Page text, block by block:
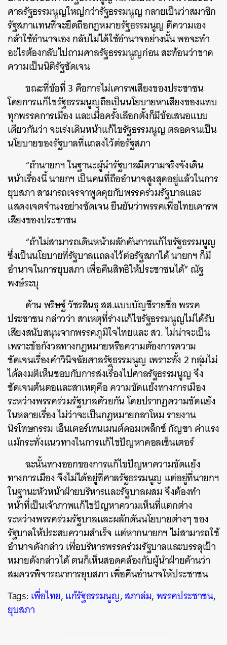
ศาลรัฐธรรมนูญใหญ่กว่ารัฐธรรมนูญ กลายเป็นว่าสมาชิก
รัฐสภาแทนที่จะยึดถือกฎหมายรัฐธรรมนูญ ตีความเอง
กล้าใช้อำนาจเอง กลับไม่ได้ใช้อำนาจอย่างนั้น พอจะทำ
อะไรต้องกลับไปถามศาลรัฐธรรมนูญก่อน สะท้อนว่าขาด
ความเป็นนิติรัฐชัดเจน
ขณะที่ข้อที่ 3 คือการไม่เคารพเสียงของประชาชน
โดยการแก้ไขรัฐธรรมนูญถือเป็นนโยบายหาเสียงของแทบ
ทุกพรรคการเมือง และเมื่อครั้งเลือกตั้งก็มีข้อเสนอแบบ
เดียวกันว่า จะเร่งเดินหน้าแก้ไขรัฐธรรมนูญ ตลอดจนเป็น
นโยบายของรัฐบาลที่แถลงไว้ต่อรัฐสภา
“ถ้านายกฯ ในฐานะผู้นำรัฐบาลมีความจริงจังเดิน
หน้าเรื่องนี้ นายกฯ เป็นคนที่ถืออำนาจสูงสุดอยู่แล้วในการ
ยุบสภา สามารถเจรจาพูดคุยกับพรรคร่วมรัฐบาลและ
แสดงเจตจำนงอย่างชัดเจน ยืนยันว่าพรรคเพื่อไทยเคารพ
เสียงของประชาชน
“ถ้าไม่สามารถเดินหน้าผลักดันการแก้ไขรัฐธรรมนูญ
ซึ่งเป็นนโยบายที่รัฐบาลแถลงไว้ต่อรัฐสภาได้ นายกฯ ก็มี
อำนาจในการยุบสภา เพื่อคืนสิทธิให้ประชาชนได้” ณัฐ
พงษ์ระบุ
ด้าน พริษฐ์ วัชรสินธุ สส.แบบบัญชีรายชื่อ พรรค
ประชาชน กล่าวว่า สาเหตุที่ร่างแก้ไขรัฐธรรมนูญไม่ได้รับ
เสียงสนับสนุนจากพรรคภูมิใจไทยและ สว. ไม่น่าจะเป็น
เพราะข้อกังวลทางกฎหมายหรือความต้องการความ
ชัดเจนเรื่องคำวินิจฉัยศาลรัฐธรรมนูญ เพราะทั้ง 2 กลุ่มไม่
ได้ลงมติเห็นชอบกับการส่งเรื่องไปศาลรัฐธรรมนูญ จึง
ชัดเจนต้นตอและสาเหตุคือ ความขัดแย้งทางการเมือง
ระหว่างพรรคร่วมรัฐบาลด้วยกัน โดยปรากฏความขัดแย้ง
ในหลายเรื่อง ไม่ว่าจะเป็นกฎหมายกลาโหม รายงาน
นิรโทษกรรม เอ็นเตอร์เทนเมนต์คอมเพล็กซ์ กัญชา ค่าแรง
แม้กระทั่งแนวทางในการแก้ไขปัญหาคอลเซ็นเตอร์
ฉะนั้นทางออกของการแก้ไขปัญหาความขัดแย้ง
ทางการเมือง จึงไม่ได้อยู่ที่ศาลรัฐธรรมนูญ แต่อยู่ที่นายกฯ
ในฐานะหัวหน้าฝ่ายบริหารและรัฐบาลผสม จึงต้องทำ
หน้าที่เป็นเจ้าภาพแก้ไขปัญหาความเห็นที่แตกต่าง
ระหว่างพรรคร่วมรัฐบาลและผลักดันนโยบายต่างๆ ของ
รัฐบาลให้ประสบความสำเร็จ แต่หากนายกฯ ไม่สามารถใช้
อำนาจดังกล่าว เพื่อบริหารพรรคร่วมรัฐบาลและบรรลุเป้า
หมายดังกล่าวได้ ตนก็เห็นสอดคล้องกับผู้นำฝ่ายค้านว่า
สมควรพิจารณาการยุบสภา เพื่อคืนอำนาจให้ประชาชน
Tags:เพื่อไทย,แก้รัฐธรรมนูญ,สภาล่ม,พรรคประชาชน,
ยุบสภา
SHARE TWEET LINE EMAIL